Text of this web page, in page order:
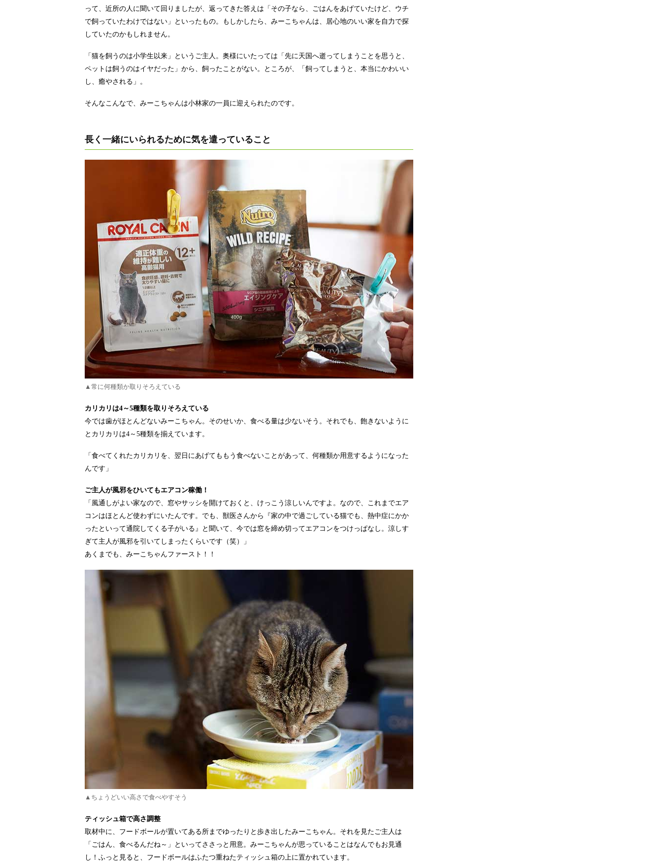
って、近所の人に聞いて回りましたが、返ってきた答えは「その子なら、ごはんをあげていたけど、ウチ
で飼っていたわけではない」といったもの。もしかしたら、みーこちゃんは、居心地のいい家を自力で探
していたのかもしれません。
「猫を飼うのは小学生以来」というご主人。奥様にいたっては「先に天国へ逝ってしまうことを思うと、
ペットは飼うのはイヤだった」から、飼ったことがない。ところが、「飼ってしまうと、本当にかわいい
し、癒やされる」。
そんなこんなで、みーこちゃんは小林家の一員に迎えられたのです。
長く一緒にいられるために気を遣っていること
▲常に何種類か取りそろえている
カリカリは4～5種類を取りそろえている
今では歯がほとんどないみーこちゃん。そのせいか、食べる量は少ないそう。それでも、飽きないように
とカリカリは4～5種類を揃えています。
「食べてくれたカリカリを、翌日にあげてももう食べないことがあって、何種類か用意するようになった
んです」
ご主人が風邪をひいてもエアコン稼働！
「風通しがよい家なので、窓やサッシを開けておくと、けっこう涼しいんですよ。なので、これまでエア
コンはほとんど使わずにいたんです。でも、獣医さんから『家の中で過ごしている猫でも、熱中症にかか
ったといって通院してくる子がいる』と聞いて、今では窓を締め切ってエアコンをつけっぱなし。涼しす
ぎて主人が風邪を引いてしまったくらいです（笑）」
あくまでも、みーこちゃんファースト！！
▲ちょうどいい高さで食べやすそう
ティッシュ箱で高さ調整
取材中に、フードボールが置いてある所までゆったりと歩き出したみーこちゃん。それを見たご主人は
「ごはん、食べるんだね～」といってささっと用意。みーこちゃんが思っていることはなんでもお見通
し！ふっと見ると、フードボールはふたつ重ねたティッシュ箱の上に置かれています。